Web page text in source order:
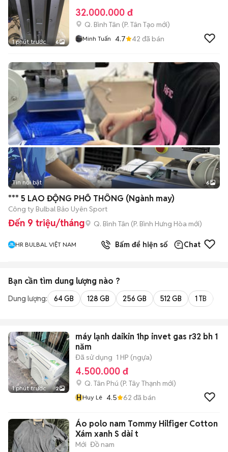
1 phút trước 6
32.000.000 đ
Q. Bình Tân (P. Tân Tạo mới)
Minh Tuấn 4.7 42 đã bán
+2
Tin nổi bật 6
*** 5 LAO ĐỘNG PHỔ THÔNG (Ngành may)
Công ty Bulbal Bảo Uyên Sport
Đến 9 triệu/tháng Q. Bình Tân (P. Bình Hưng Hòa mới)
HR BULBAL VIỆT NAM Bấm để hiện số Chat
Bạn cần tìm dung lượng nào ?
Dung lượng: 64 GB 128 GB 256 GB 512 GB 1 TB
1 phút trước 2
máy lạnh daikin 1hp invet gas r32 bh 1
năm
Đã sử dụng 1 HP (ngựa)
4.500.000 đ
Q. Tân Phú (P. Tây Thạnh mới)
HHuy Lê 4.5 62 đã bán
Áo polo nam Tommy Hilfiger Cotton
Xám xanh S dài t
Mới Đồ nam